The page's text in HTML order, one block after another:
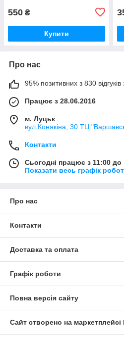
550 ₴
Купити
Про нас
95% позитивних з 830 відгуків
Працює з 28.06.2016
м. Луцьк
вул.Конякіна, 30 ТЦ
Контакти
Сьогодні працює з 11:00 до
Показати весь графік
Про нас
Контакти
Доставка та оплата
Графік роботи
Повна версія сайту
Сайт створено на маркетплейсі